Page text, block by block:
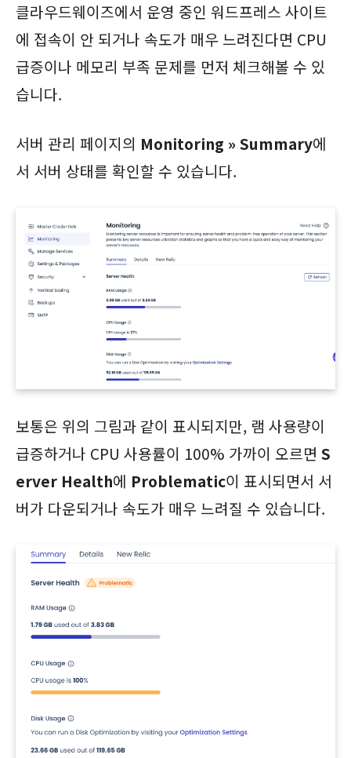
클라우드웨이즈에서 운영 중인 워드프레스 사이트
에 접속이 안 되거나 속도가 매우 느려진다면 CPU
급증이나 메모리 부족 문제를 먼저 체크해볼 수 있
습니다.
서버 관리 페이지의 Monitoring » Summary에
서 서버 상태를 확인할 수 있습니다.
보통은 위의 그림과 같이 표시되지만, 램 사용량이
급증하거나 CPU 사용률이 100% 가까이 오르면 S
erver Health에 Problematic이 표시되면서 서
버가 다운되거나 속도가 매우 느려질 수 있습니다.